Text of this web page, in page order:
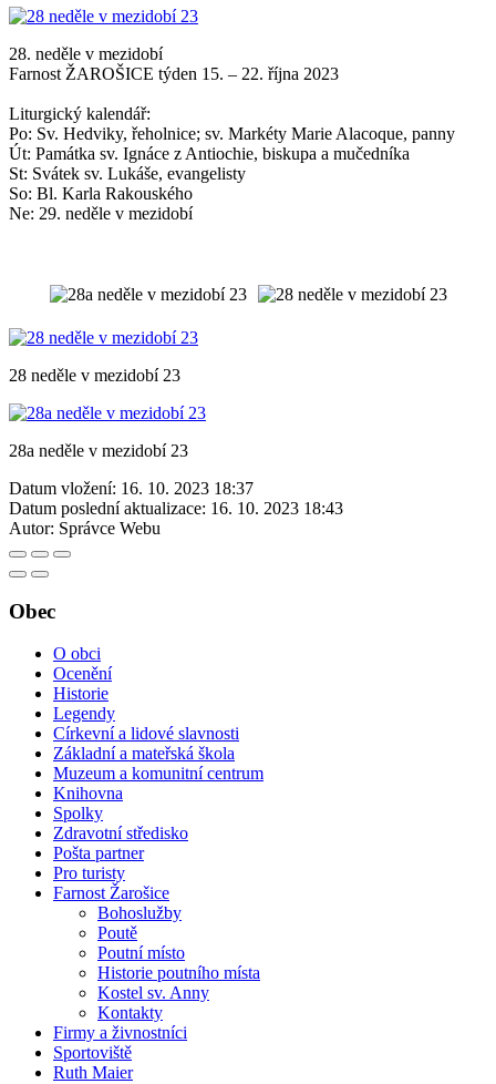
28. neděle v mezidobí
Farnost ŽAROŠICE týden 15. – 22. října 2023
Liturgický kalendář:
Po: Sv. Hedviky, řeholnice; sv. Markéty Marie Alacoque, panny
Út: Památka sv. Ignáce z Antiochie, biskupa a mučedníka
St: Svátek sv. Lukáše, evangelisty
So: Bl. Karla Rakouského
Ne: 29. neděle v mezidobí
28 neděle v mezidobí 23
28a neděle v mezidobí 23
Datum vložení: 16. 10. 2023 18:37
Datum poslední aktualizace: 16. 10. 2023 18:43
Autor: Správce Webu
Obec
O obci
Ocenění
Historie
Legendy
Církevní a lidové slavnosti
Základní a mateřská škola
Muzeum a komunitní centrum
Knihovna
Spolky
Zdravotní středisko
Pošta partner
Pro turisty
Farnost Žarošice
Bohoslužby
Poutě
Poutní místo
Historie poutního místa
Kostel sv. Anny
Kontakty
Firmy a živnostníci
Sportoviště
Ruth Maier